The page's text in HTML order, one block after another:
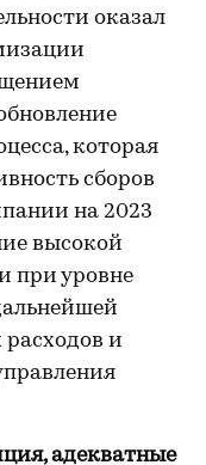
оказал
которая
сборов
на 2023
высокой
при уровне
и
адекватные